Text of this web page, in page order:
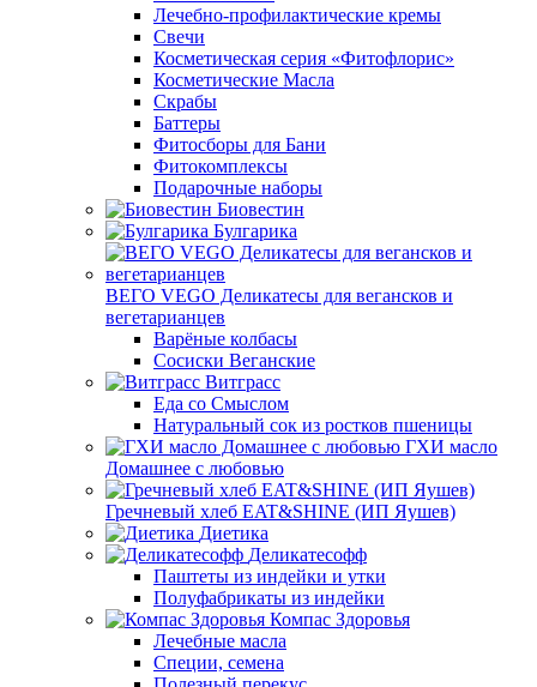
Лечебно-профилактические кремы
Свечи
Косметическая серия «Фитофлорис»
Косметические Масла
Скрабы
Баттеры
Фитосборы для Бани
Фитокомплексы
Подарочные наборы
Биовестин
Булгарика
ВЕГО VEGO Деликатесы для вегансков и
вегетарианцев
Варёные колбасы
Сосиски Веганские
Витграсс
Еда со Смыслом
Натуральный сок из ростков пшеницы
ГХИ масло
Домашнее с любовью
Гречневый хлеб EAT&SHINE (ИП Яушев)
Диетика
Деликатесофф
Паштеты из индейки и утки
Полуфабрикаты из индейки
Компас Здоровья
Лечебные масла
Специи, семена